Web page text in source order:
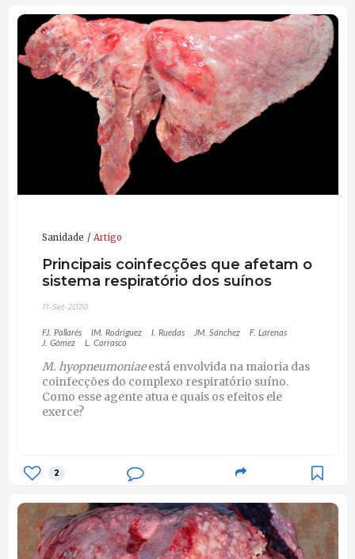
Sanidade Artigo
Principais coinfecções que afetam o
sistema respiratório dos suínos
11-Set-2020
FJ. Pallarés IM. Rodríguez I. Ruedas JM. Sánchez
F. Larenas
J. Gómez
L. Carrasco
M. hyopneumoniaeestá envolvida na maioria das
coinfecções do complexo respiratório suíno.
Como esse agente atua e quais os efeitos ele
exerce?
2